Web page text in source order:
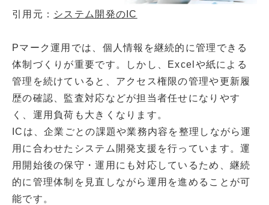
引用元： システム開発のIC
Pマーク運用では、個人情報を継続的に管理できる
体制づくりが重要です。しかし、Excelや紙による
管理を続けていると、アクセス権限の管理や更新履
歴の確認、監査対応などが担当者任せになりやす
く、運用負荷も大きくなります。
ICは、企業ごとの課題や業務内容を整理しながら運
用に合わせたシステム開発支援を行っています。運
用開始後の保守・運用にも対応しているため、継続
的に管理体制を見直しながら運用を進めることが可
能です。